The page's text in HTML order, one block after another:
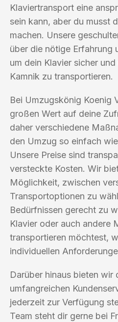
Klaviertransport eine
sein kann, aber du musst
machen. Unsere
über die nötige Erfahrung
um dein Klavier sicher
Kamnik zu transportieren.
Bei Umzugskönig Koenig
großen Wert auf deine
daher verschiedene
den Umzug so einfach
Unsere Preise sind
versteckte Kosten. Wir
Möglichkeit, zwischen
Transportoptionen zu
Bedürfnissen gerecht zu
Klavier oder auch andere
transportieren möchtest,
individuellen
Darüber hinaus bieten wir
umfangreichen
jederzeit zur Verfügung
Team steht dir gerne bei